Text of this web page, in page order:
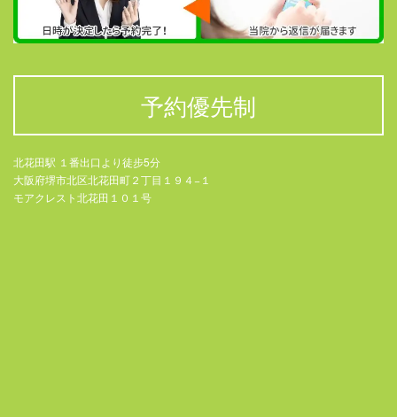
予約優先制
北花田駅 １番出口より徒步5分
大阪府堺市北区北花田町２丁目１９４−１
モアクレスト北花田１０１号